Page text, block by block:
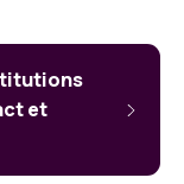
et